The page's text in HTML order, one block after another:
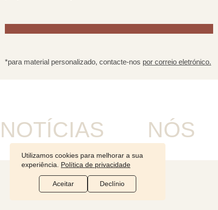
*para material personalizado, contacte-nos por correio eletrónico.
NOTÍCIAS NÓS
Utilizamos cookies para melhorar a sua
experiência. Política de privacidade
Aceitar Declínio